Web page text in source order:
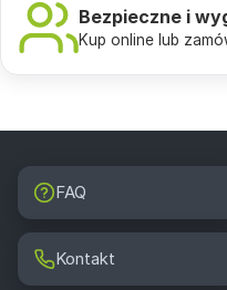
Bezpieczne i
Kup online lub
FAQ
Kontakt